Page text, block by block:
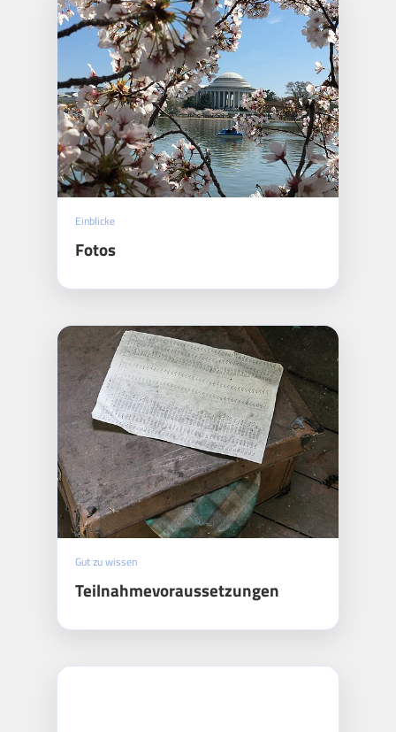
Einblicke
Fotos
Gut zu wissen
Teilnahmevoraussetzungen